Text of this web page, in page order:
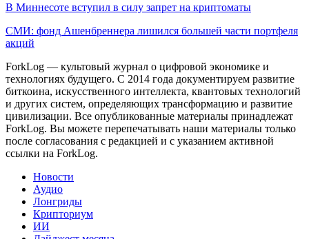
В Миннесоте вступил в силу запрет на криптоматы
СМИ: фонд Ашенбреннера лишился большей части портфеля
акций
ForkLog — культовый журнал о цифровой экономике и
технологиях будущего. С 2014 года документируем развитие
биткоина, искусственного интеллекта, квантовых технологий
и других систем, определяющих трансформацию и развитие
цивилизации. Все опубликованные материалы принадлежат
ForkLog. Вы можете перепечатывать наши материалы только
после согласования с редакцией и с указанием активной
ссылки на ForkLog.
Новости
Аудио
Лонгриды
Крипториум
ИИ